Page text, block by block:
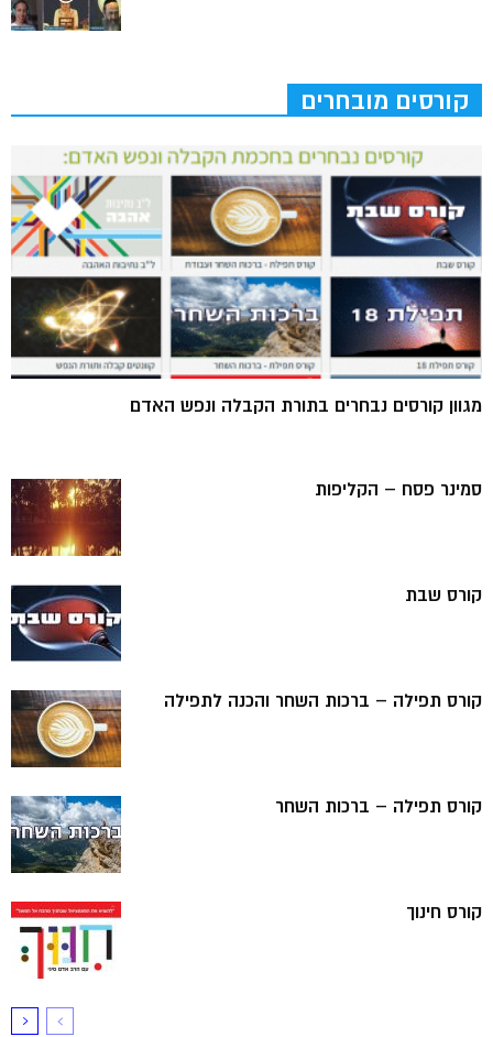
קורסים מובחרים
מגוון קורסים נבחרים בתורת הקבלה ונפש האדם
סמינר פסח – הקליפות
קורס שבת
קורס תפילה – ברכות השחר והכנה לתפילה
קורס תפילה – ברכות השחר
קורס חינוך